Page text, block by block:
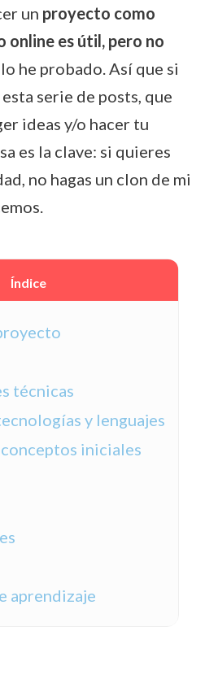
un proyecto como
online es útil, pero no
he probado. Así que si
serie de posts, que
ideas y/o hacer tu
es la clave: si quieres
no hagas un clon de mi
Índice
técnicas
y lenguajes
iniciales
aprendizaje